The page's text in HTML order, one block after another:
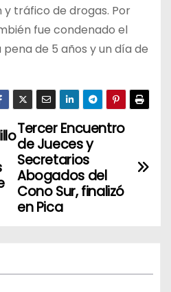
tráfico de drogas. Por
fue condenado el
de 5 años y un día de
Tercer Encuentro
de Jueces y
Secretarios
Abogados del
Cono Sur, finalizó
en Pica